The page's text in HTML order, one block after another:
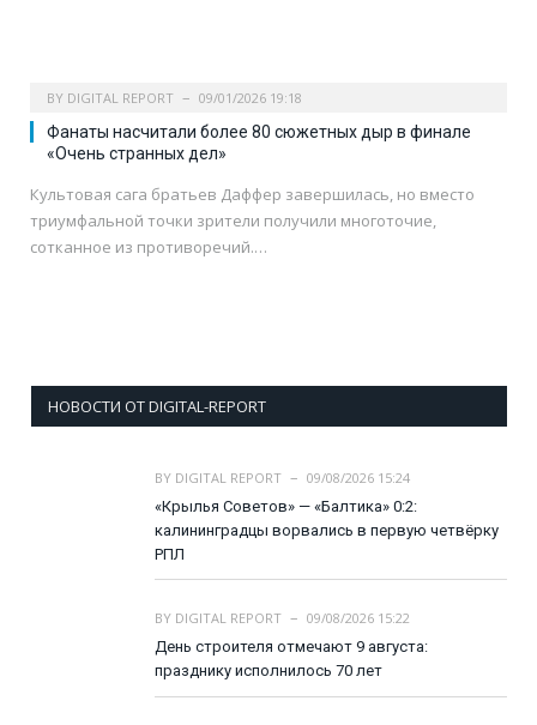
BY DIGITAL REPORT 09/01/2026 19:18
Фанаты насчитали более 80 сюжетных дыр в финале
«Очень странных дел»
Культовая сага братьев Даффер завершилась, но вместо
триумфальной точки зрители получили многоточие,
сотканное из противоречий.…
НОВОСТИ ОТ DIGITAL-REPORT
BY DIGITAL REPORT
09/08/2026 15:24
«Крылья Советов» — «Балтика» 0:2:
калининградцы ворвались в первую четвёрку
РПЛ
BY DIGITAL REPORT
09/08/2026 15:22
День строителя отмечают 9 августа:
празднику исполнилось 70 лет